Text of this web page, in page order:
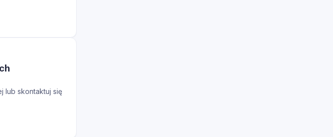
lub skontaktuj się